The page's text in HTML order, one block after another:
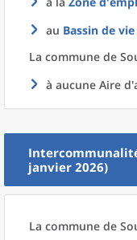
au Bassin de vie
La commune de
à aucune Aire
janvier 2026)
La commune de